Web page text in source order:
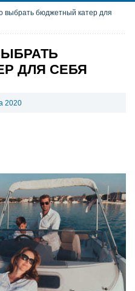
выбрать бюджетный катер для
ДЛЯ СЕБЯ
2020